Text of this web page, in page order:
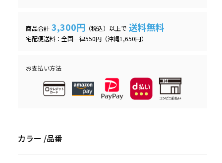
商品合計 3,300円 （税込）以上で 送料無料
宅配便送料：全国一律550円（沖縄1,650円）
お支払い方法
カラー 品番